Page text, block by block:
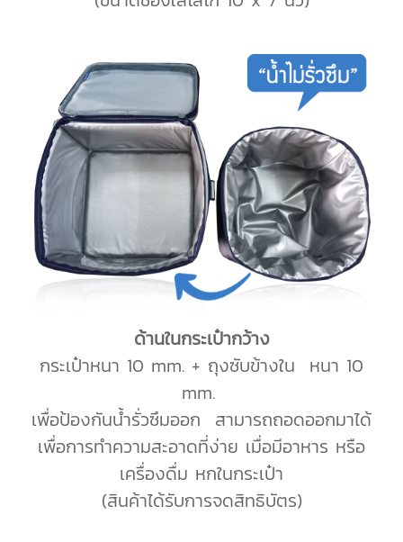
ด้านในกระเป๋ากว้าง
กระเป๋าหนา 10 mm. + ถุงซับข้างใน หนา 10
mm.
เพื่อป้องกันน้ำรั่วซึมออก สามารถถอดออกมาได้
เพื่อการทำความสะอาดที่ง่าย เมื่อมีอาหาร หรือ
เครื่องดื่ม หกในกระเป๋า
(สินค้าได้รับการจดสิทธิบัตร)